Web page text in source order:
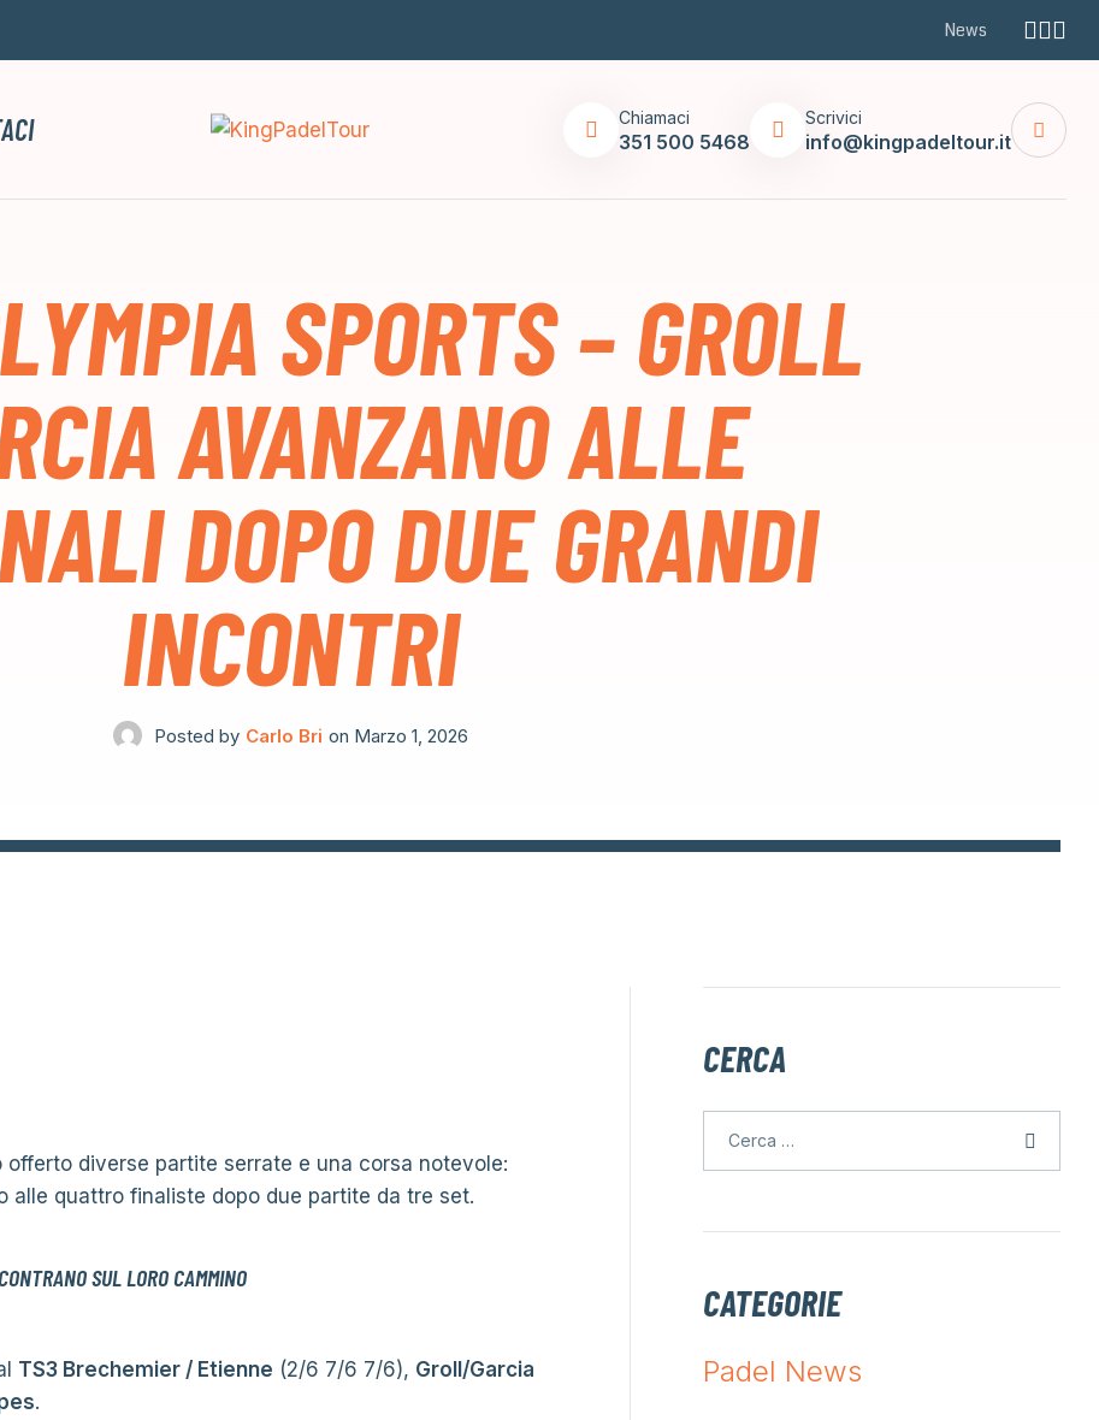
News
Chiamaci
351 500 5468
Scrivici
info@kingpadeltour.it
SPORTS – GROLL
AVANZANO ALLE
DOPO DUE GRANDI
INCONTRI
Posted by Carlo Bri on Marzo 1, 2026
offerto diverse partite serrate e una corsa notevole:
alle quattro finaliste dopo due partite da tre set.
SUL LORO CAMMINO
TS3 Brechemier / Etienne (2/6 7/6 7/6), Groll/Garcia
.
CERCA
CATEGORIE
Padel News